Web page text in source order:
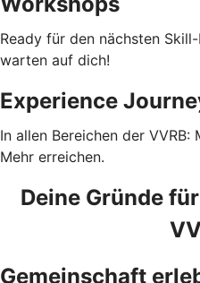
Ready für den nächsten
warten auf dich!
Experience
In allen Bereichen der VVRB:
Mehr erreichen.
Deine Gründe
Gemeinschaft